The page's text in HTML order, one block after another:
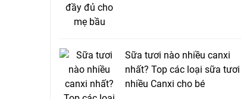
Sữa tươi nào nhiều canxi
nhất? Top các loại sữa tươi
nhiều Canxi cho bé